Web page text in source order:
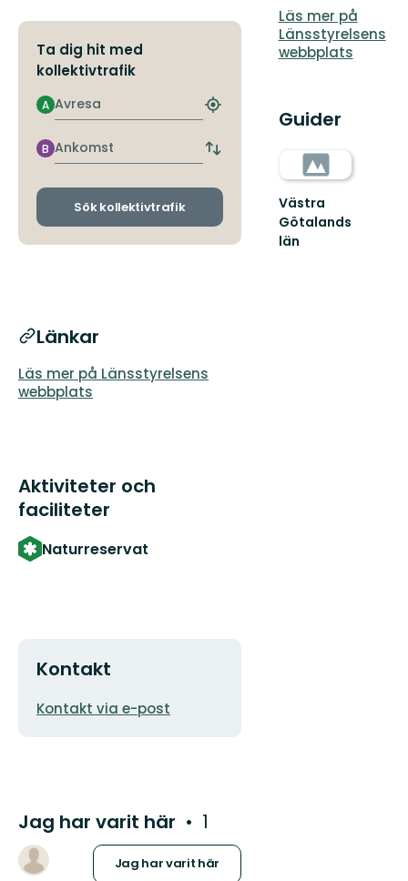
Ta dig hit med
kollektivtrafik
Avresa
A
Hitta
hållplats
Ankomst
B
Byt
och
ankomsthållplatser
Sök kollektivtrafik
Länkar
Läs mer på Länsstyrelsens
webbplats
Aktiviteter och
faciliteter
Naturreservat
Kontakt
E-
Kontakt via e-post
Jag har varit här 1
Jag har varit här
Läs mer på
Länsstyrelsens
webbplats
Guider
Västra
Götalands
län